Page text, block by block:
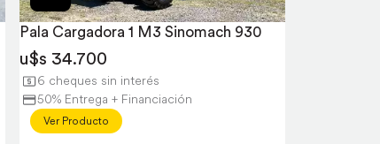
Pala Cargadora 1 M3 Sinomach 930
u$s 34.700
6 cheques sin interés
50% Entrega + Financiación
Ver Producto